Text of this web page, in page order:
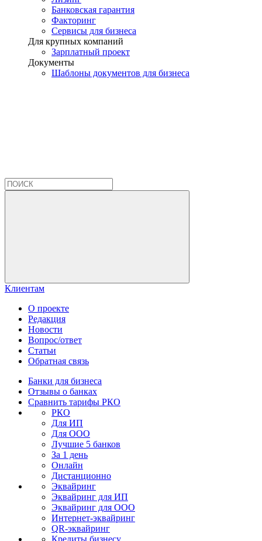
Банковская гарантия
Факторинг
Сервисы для бизнеса
Для крупных компаний
Зарплатный проект
Документы
Шаблоны документов для бизнеса
Клиентам
О проекте
Редакция
Новости
Вопрос/ответ
Статьи
Обратная связь
Банки для бизнеса
Отзывы о банках
Сравнить тарифы РКО
РКО
Для ИП
Для ООО
Лучшие 5 банков
За 1 день
Онлайн
Дистанционно
Эквайринг
Эквайринг для ИП
Эквайринг для ООО
Интернет-эквайринг
QR-эквайринг
Кредиты бизнесу